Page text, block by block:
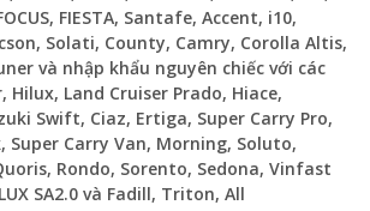
FIESTA, Santafe, Accent, i10,
Solati, County, Camry, Corolla Altis,
và nhập khẩu nguyên chiếc với các
Hilux, Land Cruiser Prado, Hiace,
Swift, Ciaz, Ertiga, Super Carry Pro,
Super Carry Van, Morning, Soluto,
Rondo, Sorento, Sedona, Vinfast
SA2.0 và Fadill, Triton, All